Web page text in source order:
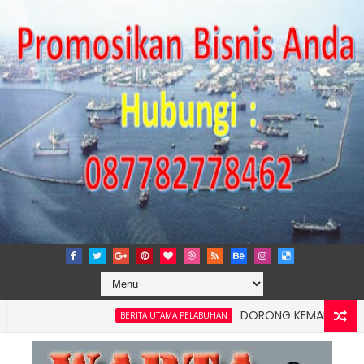
BERITA UTAMA PELABUHAN
DORONG KEMANDIRIAN
Logistik, IPC TPK Siap Operasikan Alat Pemindai Peti